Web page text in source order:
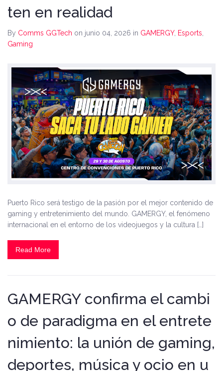
ten en realidad
By Comms GGTech on junio 04, 2026 in GAMERGY, Esports
Gaming
Puerto Rico será testigo de la pasión por el mejor contenido de
gaming y entretenimiento del mundo. GAMERGY, el fenómeno
internacional en el entorno de los videojuegos y la cultura […]
Read More
GAMERGY confirma el cambi
o de paradigma en el entrete
nimiento: la unión de gaming,
deportes, música y ocio en u